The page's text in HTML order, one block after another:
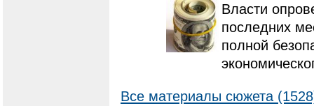
Власти
последних
полной
Все материалы сюжета